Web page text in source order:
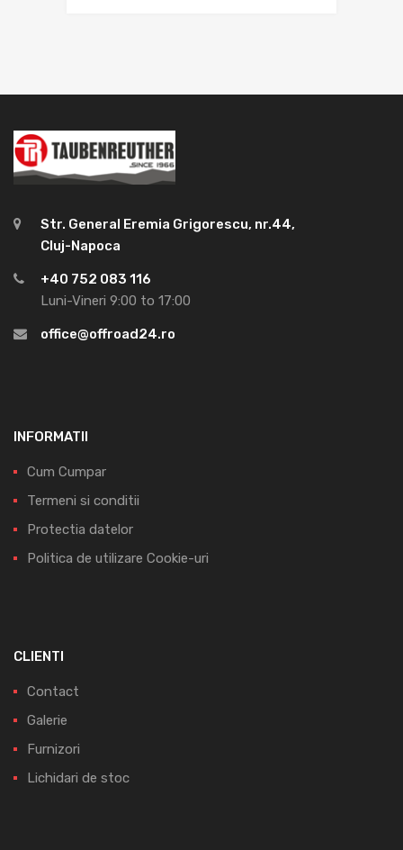
Str. General Eremia Grigorescu, nr.44,
Cluj-Napoca
+40 752 083 116
Luni-Vineri 9:00 to 17:00
office@offroad24.ro
INFORMATII
Cum Cumpar
Termeni si conditii
Protectia datelor
Politica de utilizare Cookie-uri
CLIENTI
Contact
Galerie
Furnizori
Lichidari de stoc